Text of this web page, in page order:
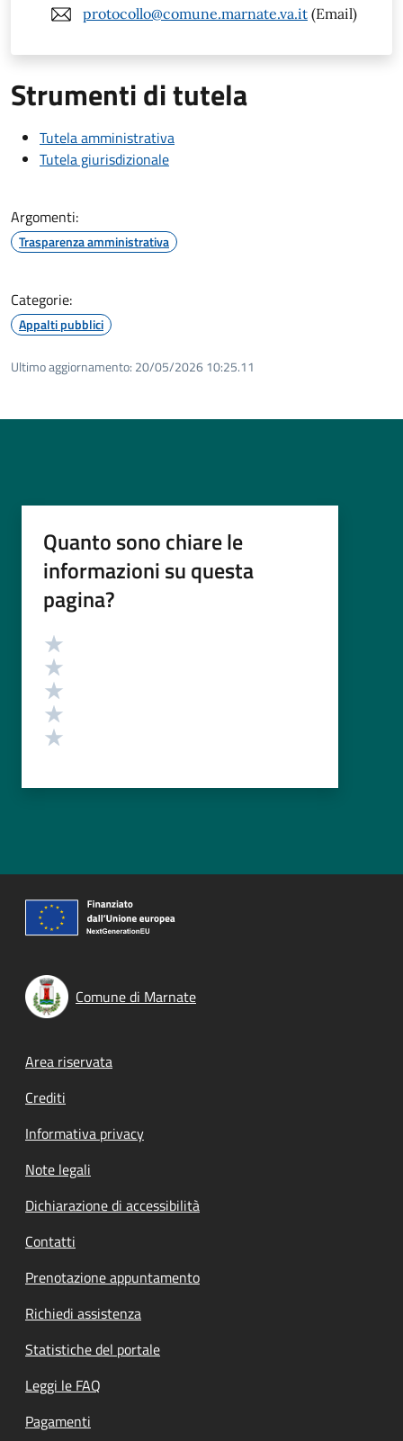
protocollo@comune.marnate.va.it (Email)
Strumenti di tutela
Tutela amministrativa
Tutela giurisdizionale
Argomenti:
Trasparenza amministrativa
Categorie:
Appalti pubblici
Ultimo aggiornamento: 20/05/2026 10:25.11
Quanto sono chiare le
informazioni su questa
pagina?
Valutazione
Comune di Marnate
Footer menu
Area riservata
Crediti
Informativa privacy
Note legali
Dichiarazione di accessibilità
Contatti
Prenotazione appuntamento
Richiedi assistenza
Statistiche del portale
Leggi le FAQ
Pagamenti